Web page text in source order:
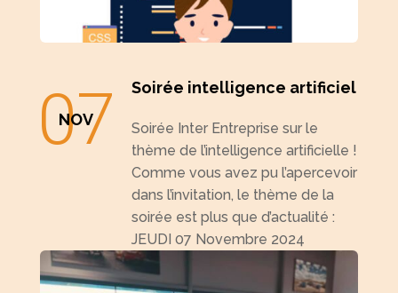
Soirée intelligence artificiel
07
NOV
Soirée Inter Entreprise sur le
thème de l’intelligence artificielle !
Comme vous avez pu l’apercevoir
dans l’invitation, le thème de la
soirée est plus que d’actualité :
JEUDI 07 Novembre 2024